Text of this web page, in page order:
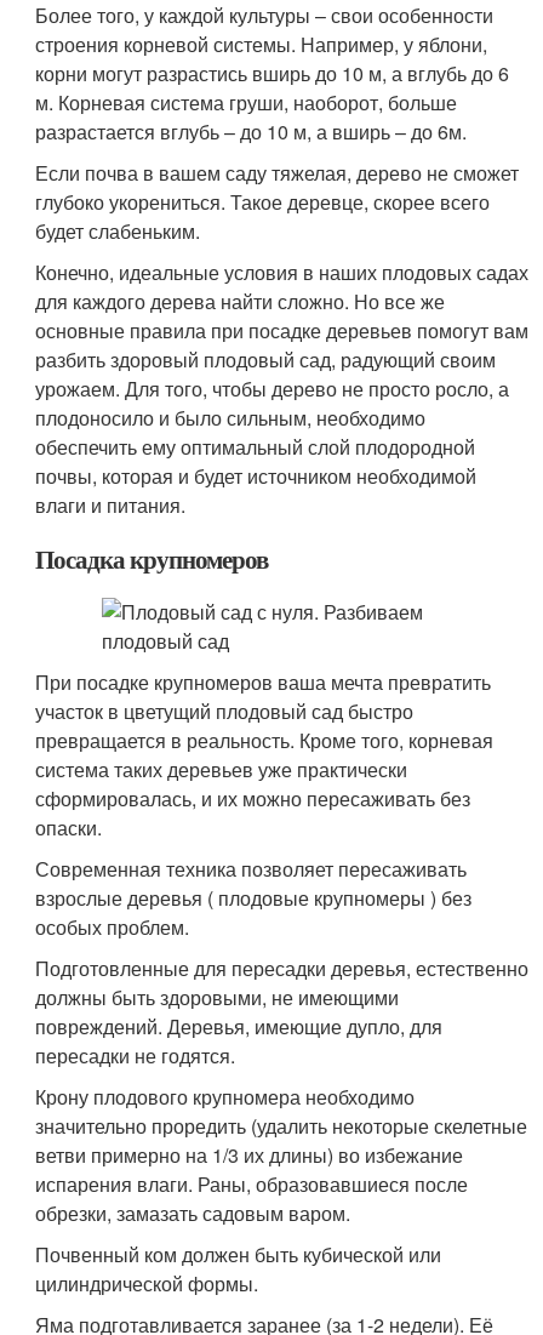
Более того, у каждой культуры – свои особенности
строения корневой системы. Например, у яблони,
корни могут разрастись вширь до 10 м, а вглубь до 6
м. Корневая система груши, наоборот, больше
разрастается вглубь – до 10 м, а вширь – до 6м.
Если почва в вашем саду тяжелая, дерево не сможет
глубоко укорениться. Такое деревце, скорее всего
будет слабеньким.
Конечно, идеальные условия в наших плодовых садах
для каждого дерева найти сложно. Но все же
основные правила при посадке деревьев помогут вам
разбить здоровый плодовый сад, радующий своим
урожаем. Для того, чтобы дерево не просто росло, а
плодоносило и было сильным, необходимо
обеспечить ему оптимальный слой плодородной
почвы, которая и будет источником необходимой
влаги и питания.
Посадка крупномеров
При посадке крупномеров ваша мечта превратить
участок в цветущий плодовый сад быстро
превращается в реальность. Кроме того, корневая
система таких деревьев уже практически
сформировалась, и их можно пересаживать без
опаски.
Современная техника позволяет пересаживать
взрослые деревья ( плодовые крупномеры ) без
особых проблем.
Подготовленные для пересадки деревья, естественно
должны быть здоровыми, не имеющими
повреждений. Деревья, имеющие дупло, для
пересадки не годятся.
Крону плодового крупномера необходимо
значительно проредить (удалить некоторые скелетные
ветви примерно на 1/3 их длины) во избежание
испарения влаги. Раны, образовавшиеся после
обрезки, замазать садовым варом.
Почвенный ком должен быть кубической или
цилиндрической формы.
Яма подготавливается заранее (за 1-2 недели). Её